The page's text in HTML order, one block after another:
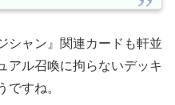
シャン』関連カードも軒並
アル召喚に拘らないデッキ
ですね。